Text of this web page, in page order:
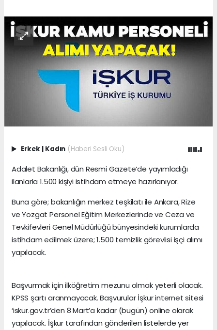
Erkek Kadın (Haberi Sesli Oku)
Adalet Bakanlığı, dün Resmi Gazete’de yayımladığı
ilanlarla 1.500 kişiyi istihdam etmeye hazırlanıyor.
Buna göre; bakanlığın merkez teşkilatı ile Ankara, Rize
ve Yozgat Personel Eğitim Merkezlerinde ve Ceza ve
Tevkifevleri Genel Müdürlüğü bünyesindeki kurumlarda
istihdam edilmek üzere; 1.500 temizlik görevlisi işçi alımı
yapılacak.
Başvurmak için ilköğretim mezunu olmak yeterli olacak.
KPSS şartı aranmayacak. Başvurular İşkur internet sitesi
‘iskur.gov.tr’den 8 Mart’a kadar (bugün) online olarak
yapılacak. İşkur tarafından gönderilen listelerde yer